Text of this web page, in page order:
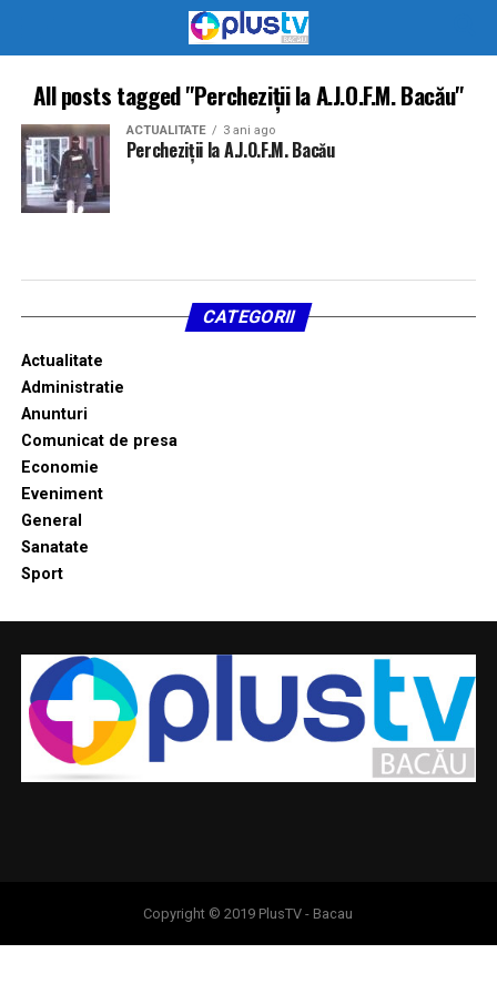
All posts tagged "Percheziții la A.J.O.F.M. Bacău"
ACTUALITATE 3 ani ago
Percheziții la A.J.O.F.M. Bacău
CATEGORII
Actualitate
Administratie
Anunturi
Comunicat de presa
Economie
Eveniment
General
Sanatate
Sport
Copyright © 2019 PlusTV - Bacau